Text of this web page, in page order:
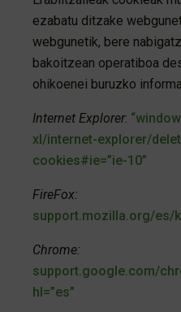
ezabatu ditzake
webgunetik, bere
bakoitzean operatiboa
ohikoenei buruzko
Internet Explorer:
xl/internet-explorer/
cookies#ie=”ie-10”
FireFox:
support.mozilla.org/es/
Chrome:
support.google.com/
hl=”es”